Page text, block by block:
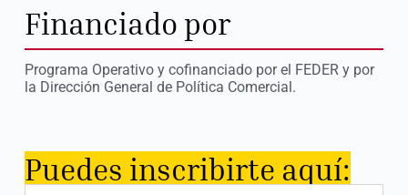
Financiado por
Programa Operativo y cofinanciado por el FEDER y por
la Dirección General de Política Comercial.
Puedes inscribirte aquí: